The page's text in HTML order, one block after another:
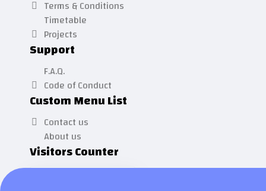
Terms & Conditions
Timetable
Projects
Support
F.A.Q.
Code of Conduct
Custom Menu List
Contact us
About us
Visitors Counter
TOTAL